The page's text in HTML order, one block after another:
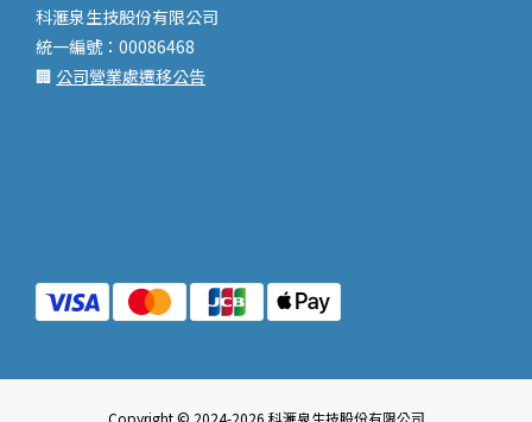
科滙泉生技股份有限公司
統一編號：00086468
🏢 公司營業處遷移公告